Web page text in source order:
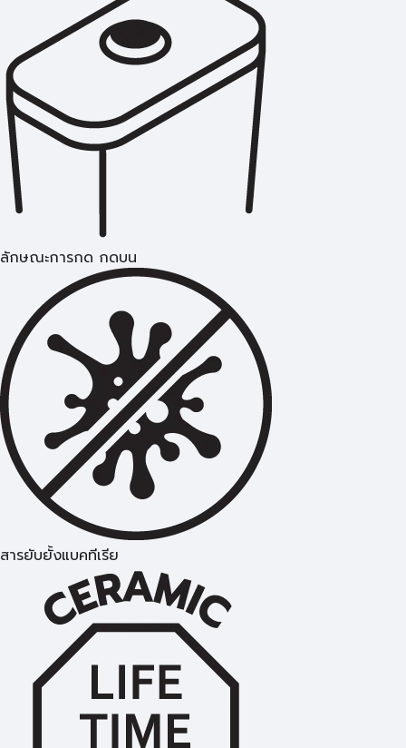
ลักษณะการกด กดบน
สารยับยั้งแบคทีเรีย